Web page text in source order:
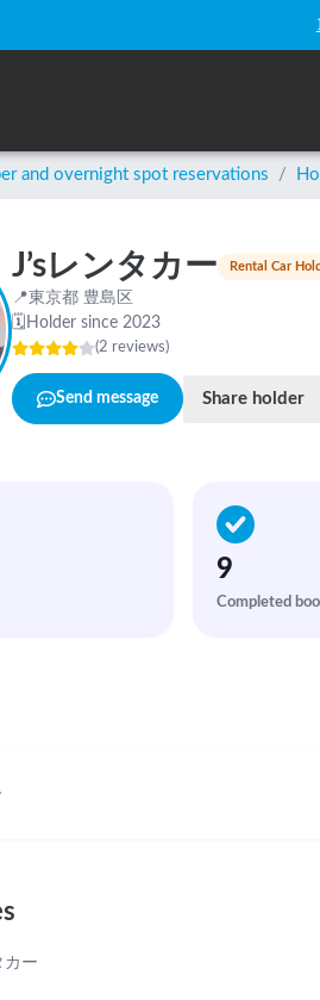
and overnight spot reservations /
J’sレンタカー Rental Car
📍東京都 豊島区
🗓 Holder since 2023
(2 reviews)
Send message Share holder
9
Completed
カー